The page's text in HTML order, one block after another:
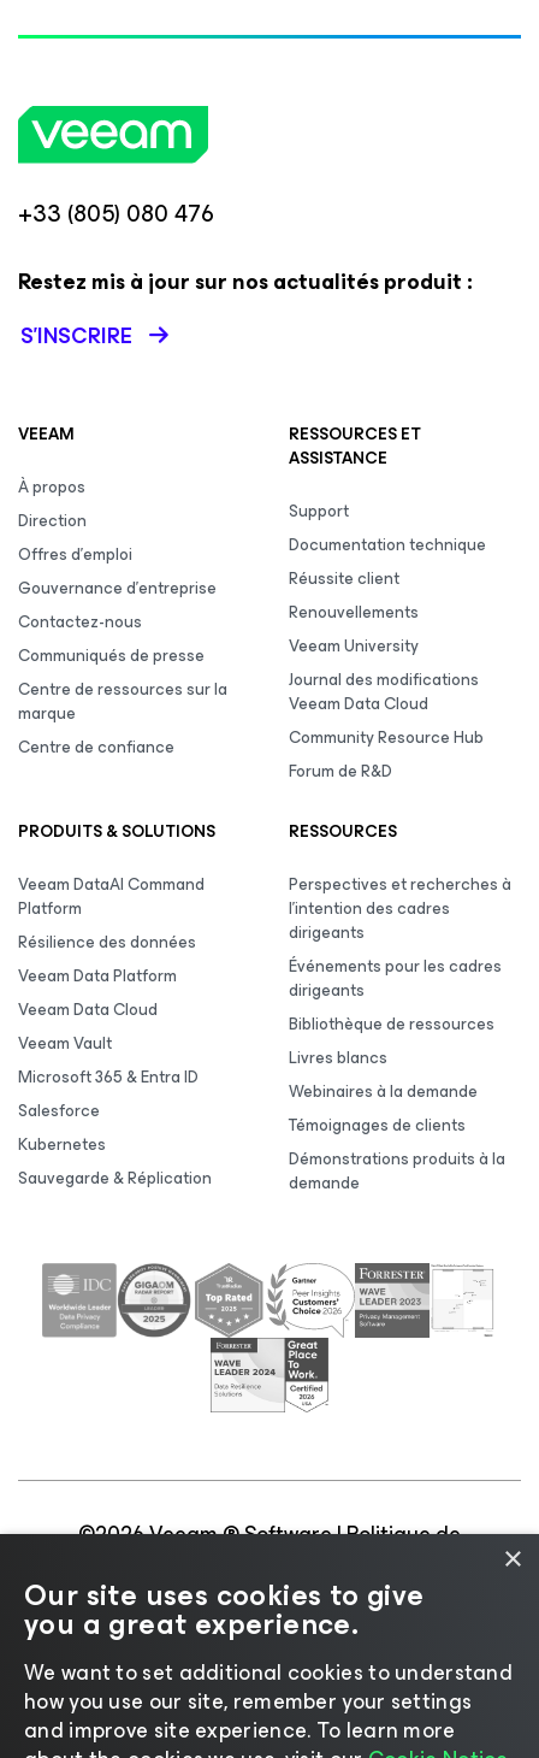
+33 (805) 080 476
Restez mis à jour sur nos actualités produit :
S’INSCRIRE
VEEAM
À propos
Direction
Offres d’emploi
Gouvernance d’entreprise
Contactez-nous
Communiqués de presse
Centre de ressources sur la
marque
Centre de confiance
RESSOURCES ET
ASSISTANCE
Support
Documentation technique
Réussite client
Renouvellements
Veeam University
Journal des modifications
Veeam Data Cloud
Community Resource Hub
Forum de R&D
PRODUITS & SOLUTIONS
Veeam DataAI Command
Platform
Résilience des données
Veeam Data Platform
Veeam Data Cloud
Veeam Vault
Microsoft 365 & Entra ID
Salesforce
Kubernetes
Sauvegarde & Réplication
RESSOURCES
Perspectives et recherches à
l’intention des cadres
dirigeants
Événements pour les cadres
dirigeants
Bibliothèque de ressources
Livres blancs
Webinaires à la demande
Témoignages de clients
Démonstrations produits à la
demande
©2026 Veeam ® Software |Politique de
|
Secteur juridique|Politique de licences
Ressources pour les fournisseurs
×
Our site uses cookies to give
you a great experience.
We want to set additional cookies to understand
how you use our site, remember your settings
and improve site experience. ​To learn more